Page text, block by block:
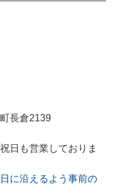
長倉2139
日も営業しておりま
に沿えるよう事前の